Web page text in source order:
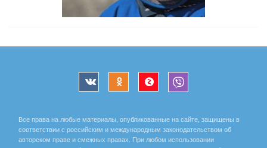
Все права на любые материалы, опубликованные на сайте, защищены в
соответствии с российским и международным законодательством об
авторском праве и смежных правах. При любом использовании